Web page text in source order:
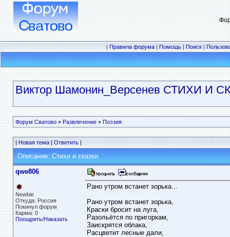
|Правила форума|Помощь|Поиск|
Виктор Шамонин_Версенев СТИХИ И
Форум Сватово» Развлечение» Поэзия
|Новая тема|Ответить|
Описание: Стихи и сказки
qwe806
Newbie
Откуда: Россия
Покинул форум
Карма: 0
Поощрить/Наказать
Рано утром встанет зорька...
Рано утром встанет зорька,
Краски бросит на луга,
Разольётся по пригоркам,
Заискрятся облака,
Расцветит лесные дали,